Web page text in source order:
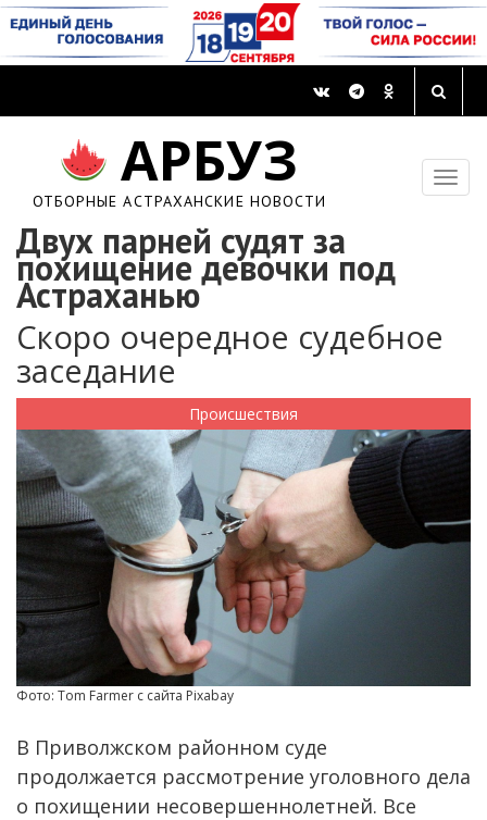
АРБУЗ
ОТБОРНЫЕ АСТРАХАНСКИЕ НОВОСТИ
Двух парней судят за
похищение девочки под
Астраханью
Скоро очередное судебное
заседание
Происшествия
Фото: Tom Farmer с сайта Pixabay
В Приволжском районном суде
продолжается рассмотрение уголовного дела
о похищении несовершеннолетней. Все